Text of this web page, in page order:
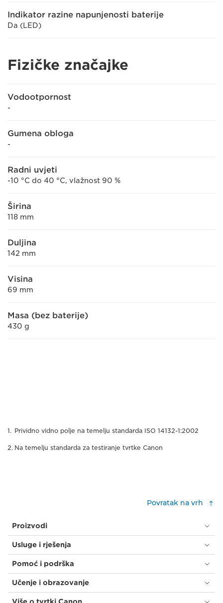
Indikator razine napunjenosti baterije
Da (LED)
Fizičke značajke
Vodootpornost
-
Gumena obloga
-
Radni uvjeti
-10 °C do 40 °C, vlažnost 90 %
Širina
118 mm
Duljina
142 mm
Visina
69 mm
Masa (bez baterije)
430 g
Prividno vidno polje na temelju standarda ISO 14132-1:2002
Na temelju standarda za testiranje tvrtke Canon
Povratak na vrh
Proizvodi
Usluge i rješenja
Pomoć i podrška
Učenje i obrazovanje